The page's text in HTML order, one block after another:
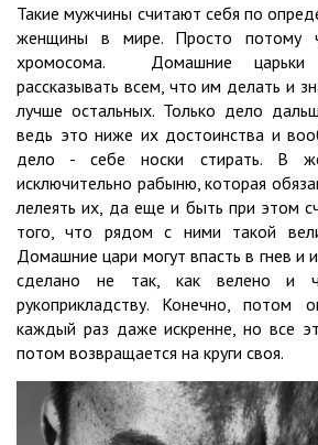
Такие мужчины считают себя по
женщины в мире. Просто потому
хромосома. Домашние царьки
рассказывать всем, что им делать и
лучше остальных. Только дело
ведь это ниже их достоинства и
дело - себе носки стирать. В
исключительно рабыню, которая
лелеять их, да еще и быть при этом
того, что рядом с ними такой
Домашние цари могут впасть в гнев и
сделано не так, как велено и
рукоприкладству. Конечно, потом
каждый раз даже искренне, но все
потом возвращается на круги своя.